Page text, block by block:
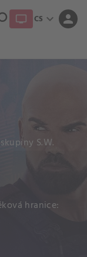
CS expand_more person
S.W.
hranice: